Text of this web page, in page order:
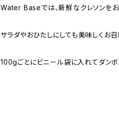
Water Baseでは、新鮮なクレソンをお
サラダやおひたしにしても美味しくお
100gごとにビニール袋に入れてダン